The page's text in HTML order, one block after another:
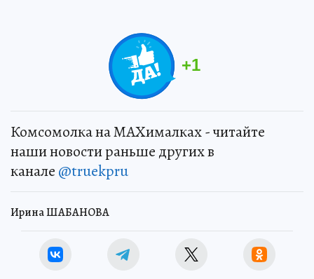
+1
Комсомолка на MAXималках - читайте
наши новости раньше других в
канале @truekpru
Ирина ШАБАНОВА